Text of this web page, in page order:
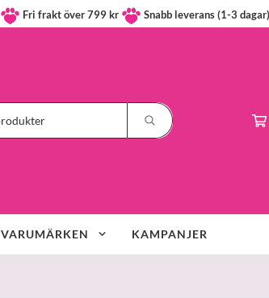
Fri frakt över 799 kr Snabb leverans (1-3
VARUMÄRKEN KAMPANJER